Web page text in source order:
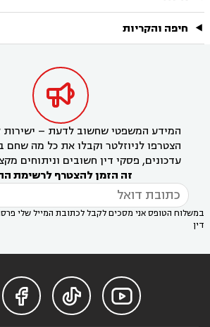
חיפה והקריות

המידע המשפטי שחשוב לדעת – ישירות
הצטרפו לניוזלטר וקבלו את כל מה
עדכונים, פסקי דין חשובים וניתוחים
זה הזמן להצטרף לרשימת
במשלוח הטופס אני מסכים לקבל לכתובת המייל שלי
דין


